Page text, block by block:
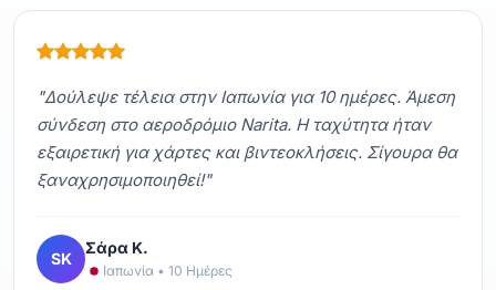
"Δούλεψε τέλεια στην Ιαπωνία για 10 ημέρες. Άμεση
σύνδεση στο αεροδρόμιο Narita. Η ταχύτητα ήταν
εξαιρετική για χάρτες και βιντεοκλήσεις. Σίγουρα θα
ξαναχρησιμοποιηθεί!"
SK
Σάρα Κ.
Ιαπωνία • 10 Ημέρες